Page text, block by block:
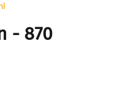
- 870